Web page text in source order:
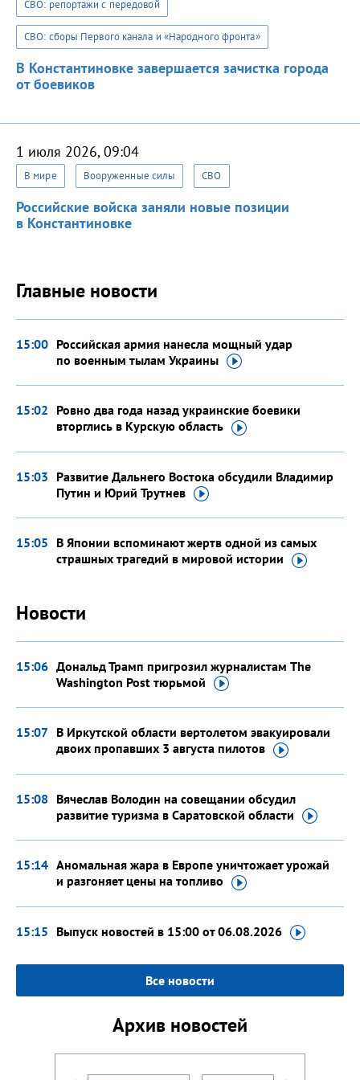
СВО: репортажи с передовой
СВО: сборы Первого канала и «Народного фронта»
В Константиновке завершается зачистка города
от боевиков
1 июля 2026, 09:04
В мире Вооруженные силы СВО
Российские войска заняли новые позиции
в Константиновке
Главные новости
15:00 Российская армия нанесла мощный удар
по военным тылам Украины
15:02 Ровно два года назад украинские боевики
вторглись в Курскую область
15:03 Развитие Дальнего Востока обсудили Владимир
Путин и Юрий Трутнев
15:05 В Японии вспоминают жертв одной из самых
страшных трагедий в мировой истории
Новости
15:06 Дональд Трамп пригрозил журналистам The
Washington Post тюрьмой
15:07 В Иркутской области вертолетом эвакуировали
двоих пропавших 3 августа пилотов
15:08 Вячеслав Володин на совещании обсудил
развитие туризма в Саратовской области
15:14 Аномальная жара в Европе уничтожает урожай
и разгоняет цены на топливо
15:15 Выпуск новостей в 15:00 от 06.08.2026
Все новости
Архив новостей